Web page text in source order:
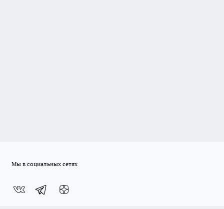
Мы в социальных сетях